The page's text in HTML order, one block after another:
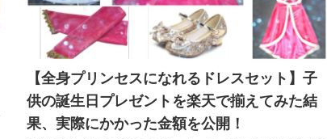
【全身プリンセスになれるドレスセット】子
供の誕生日プレゼントを楽天で揃えてみた結
果、実際にかかった金額を公開！